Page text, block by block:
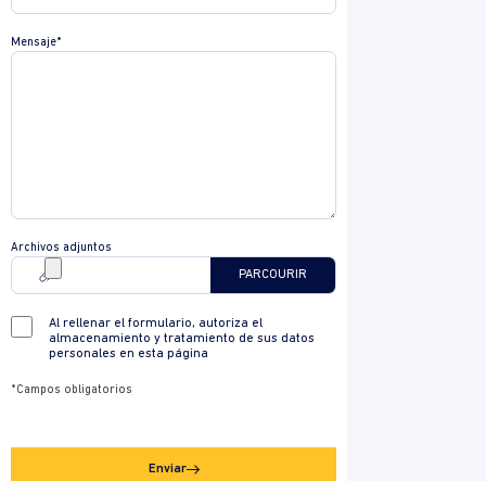
Mensaje*
Archivos adjuntos
Al rellenar el formulario, autoriza el
almacenamiento y tratamiento de sus datos
personales en esta página
*Campos obligatorios
Enviar